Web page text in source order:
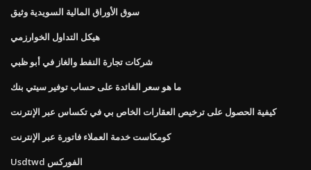
سوق الأوراق المالية السويدية وثيق
هيكل التداول الخوارزمي
شركات تجارة النفط والغاز في أبو ظبي
ما هو سعر الفائدة على حساب توفير سيتي بنك
كيفية الحصول على ترخيص العقارات الخاص بي في تكساس عبر الإنترنت
كومكاست خدمة العملاء فاتورة عبر الإنترنت
Usdtwd الفوركس